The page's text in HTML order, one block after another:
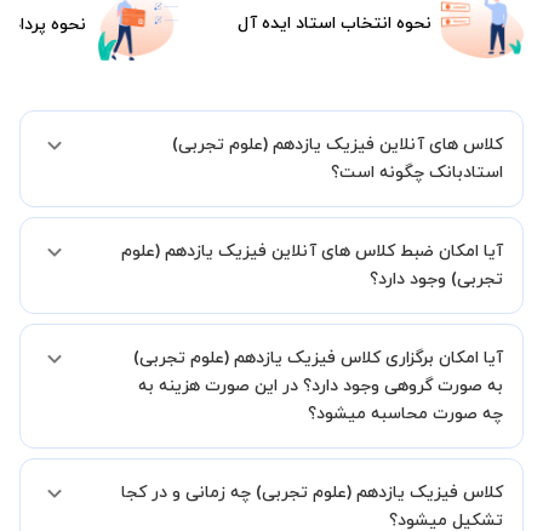
نحوه انتخاب استاد ایده آل نحوه
کلاس های آنلاین فیزیک یازدهم (علوم تجربی)
استادبانک چگونه است؟
شما میدهیم که استاد شما پیش از جلسه تمامی موارد لازم برای برگزاری
یک کلاس آنلاین با کیفیت و مفید را به شما توضیح خواهند داد.
آیا امکان ضبط کلاس های آنلاین فیزیک یازدهم (علوم
تجربی) وجود دارد؟
کنید.
آیا امکان برگزاری کلاس فیزیک یازدهم (علوم تجربی)
به صورت گروهی وجود دارد؟ در این صورت هزینه به
چه صورت محاسبه میشود؟
هستند اما در صورتیکه مایل هستید کلاس ها را در کنار دوستان و یا
آشنایان خود به صورت گروهی برگزار کنید، این امکان وجود دارد. در این
کلاس فیزیک یازدهم (علوم تجربی) چه زمانی و در کجا
تشکیل میشود؟